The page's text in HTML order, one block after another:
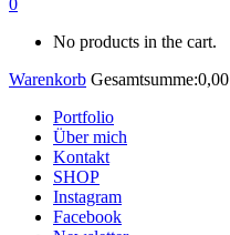
0
No products in the cart.
Warenkorb Gesamtsumme:0,00
Portfolio
Über mich
Kontakt
SHOP
Instagram
Facebook